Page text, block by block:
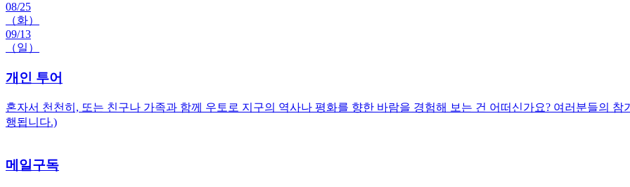
08/25
（화）
09/13
（일）
개인 투어
혼자서 천천히, 또는 친구나 가족과 함께 우토로 지구의 역사나 평화를 향한 바람을 경험해 보는 건 어떠신가요? 여러분들의
행됩니다.)
메일구독